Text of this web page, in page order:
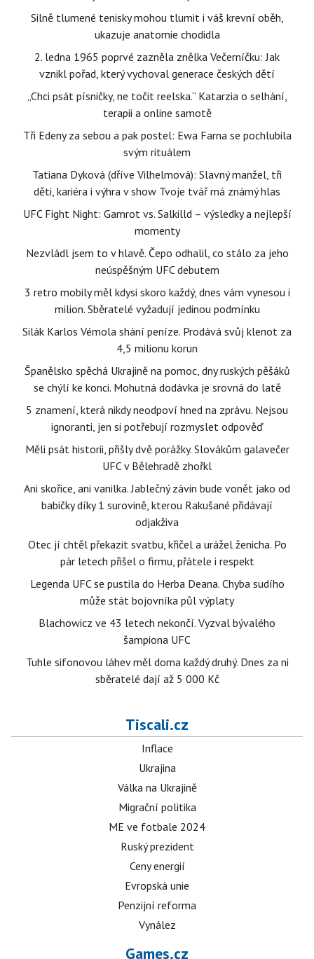
Silně tlumené tenisky mohou tlumit i váš krevní oběh,
ukazuje anatomie chodidla
2. ledna 1965 poprvé zazněla znělka Večerníčku: Jak
vznikl pořad, který vychoval generace českých dětí
„Chci psát písničky, ne točit reelska.“ Katarzia o selhání,
terapii a online samotě
Tři Edeny za sebou a pak postel: Ewa Farna se pochlubila
svým rituálem
Tatiana Dyková (dříve Vilhelmová): Slavný manžel, tři
děti, kariéra i výhra v show Tvoje tvář má známý hlas
UFC Fight Night: Gamrot vs. Salkilld – výsledky a nejlepší
momenty
Nezvládl jsem to v hlavě. Čepo odhalil, co stálo za jeho
neúspěšným UFC debutem
3 retro mobily měl kdysi skoro každý, dnes vám vynesou i
milion. Sběratelé vyžadují jedinou podmínku
Silák Karlos Vémola shání peníze. Prodává svůj klenot za
4,5 milionu korun
Španělsko spěchá Ukrajině na pomoc, dny ruských pěšáků
se chýlí ke konci. Mohutná dodávka je srovná do latě
5 znamení, která nikdy neodpoví hned na zprávu. Nejsou
ignoranti, jen si potřebují rozmyslet odpověď
Měli psát historii, přišly dvě porážky. Slovákům galavečer
UFC v Bělehradě zhořkl
Ani skořice, ani vanilka. Jablečný závin bude vonět jako od
babičky díky 1 surovině, kterou Rakušané přidávají
odjakživa
Otec jí chtěl překazit svatbu, křičel a urážel ženicha. Po
pár letech přišel o firmu, přátele i respekt
Legenda UFC se pustila do Herba Deana. Chyba sudího
může stát bojovníka půl výplaty
Blachowicz ve 43 letech nekončí. Vyzval bývalého
šampiona UFC
Tuhle sifonovou láhev měl doma každý druhý. Dnes za ni
sběratelé dají až 5 000 Kč
Tiscali.cz
Inflace
Ukrajina
Válka na Ukrajině
Migrační politika
ME ve fotbale 2024
Ruský prezident
Ceny energií
Evropská unie
Penzijní reforma
Vynález
Games.cz